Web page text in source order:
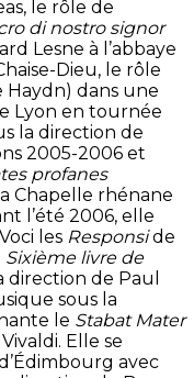
le rôle de
di nostro signor
Lesne à l’abbaye
Dieu, le rôle
Haydn) dans une
Lyon en tournée
la direction de
2005-2006 et
profanes
Chapelle rhénane
l’été 2006, elle
les Responside
Sixième livre de
de Paul
sous la
le Stabat Mater
Elle se
avec